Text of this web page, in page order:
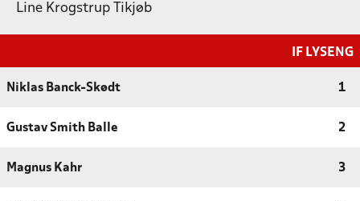
Line Krogstrup Tikjøb
IF LYSENG
Niklas Banck-Skødt 1
Gustav Smith Balle 2
Magnus Kahr 3